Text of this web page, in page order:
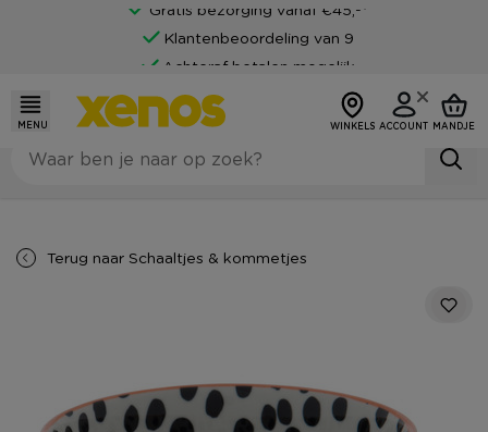
Gratis bezorging vanaf €45,-*
Klantenbeoordeling van 9
Achteraf betalen mogelijk
MENU WINKELS ACCOUNT MANDJE
Terug naar Schaaltjes & kommetjes